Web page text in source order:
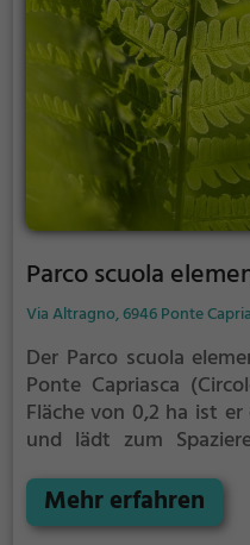
Parco scuola
Via Altragno, 6946 Ponte
Der Parco scuola
Ponte Capriasca
Fläche von 0,2 ha ist
und lädt zum
bietet der Parco
Möglichkeiten zur
Mehr erfahren